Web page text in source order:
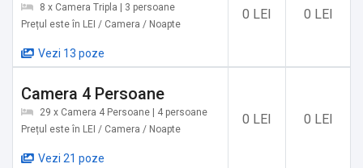
8 x Camera Tripla | 3 persoane
Prețul este în LEI / Camera / Noapte
Vezi 13 poze
0 LEI 0 LEI
Camera 4 Persoane
29 x Camera 4 Persoane | 4 persoane
Prețul este în LEI / Camera / Noapte
Vezi 21 poze
0 LEI 0 LEI